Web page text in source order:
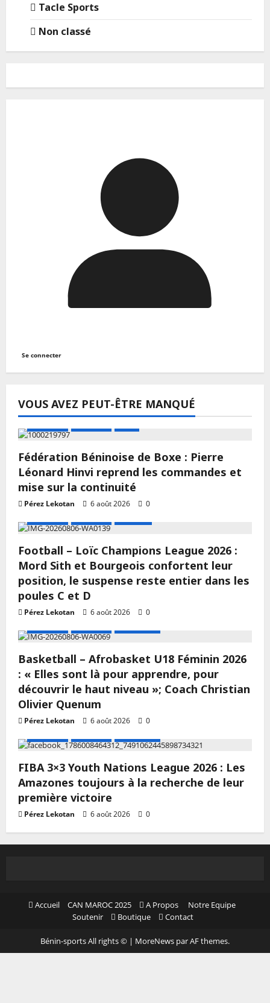
Tacle Sports
Non classé
Se connecter
VOUS AVEZ PEUT-ÊTRE MANQUÉ
Fédération Béninoise de Boxe : Pierre
Léonard Hinvi reprend les commandes et
mise sur la continuité
Pérez Lekotan 6 août 2026
0
Football – Loïc Champions League 2026 :
Mord Sith et Bourgeois confortent leur
position, le suspense reste entier dans les
poules C et D
Pérez Lekotan 6 août 2026
0
Basketball – Afrobasket U18 Féminin 2026
: « Elles sont là pour apprendre, pour
découvrir le haut niveau »; Coach Christian
Olivier Quenum
Pérez Lekotan 6 août 2026
0
FIBA 3×3 Youth Nations League 2026 : Les
Amazones toujours à la recherche de leur
première victoire
Pérez Lekotan 6 août 2026 0
Accueil CAN MAROC 2025 A Propos
Notre Equipe
Soutenir
Boutique Contact
Bénin-sports All rights © | MoreNews par AF themes.